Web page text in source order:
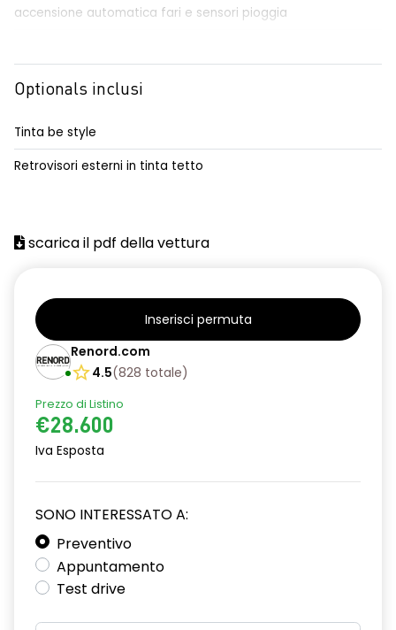
accensione automatica fari e sensori pioggia
Aggiornamento del sistema, incluso per 5 anni
airbag laterali a tendina anteriori e posteriori
attacco isofix
bracciolo anteriore con vano portaoggetti
cartografia standard
cerchi in lega da 18''
climatizzatore automatico
criterio tecnico per tetto panoramico
design cerchi in lega da 18'' diamantati black hole
disattivazione ADAS
distance warning avviso distanza di sicurezza
doppio fondo bagagliaio
driver display 10''
Optionals inclusi
Tinta be style
Retrovisori esterni in tinta tetto
scarica il pdf della vettura
Inserisci permuta
Renord.com
4.5(828 totale)
Prezzo di Listino
€28.600
Iva Esposta
SONO INTERESSATO A:
Preventivo
Appuntamento
Test drive